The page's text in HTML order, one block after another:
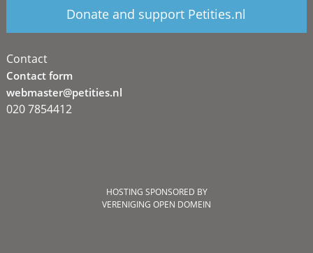
Donate and support Petities.nl
Contact
Contact form
webmaster@petities.nl
020 7854412
HOSTING SPONSORED BY
VERENIGING OPEN DOMEIN